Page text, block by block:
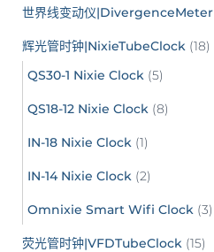
世界线变动仪|DivergenceMeter
辉光管时钟|NixieTubeClock (18)
QS30-1 Nixie Clock (5)
QS18-12 Nixie Clock (8)
IN-18 Nixie Clock (1)
IN-14 Nixie Clock (2)
Omnixie Smart Wifi Clock (3)
荧光管时钟|VFDTubeClock (15)